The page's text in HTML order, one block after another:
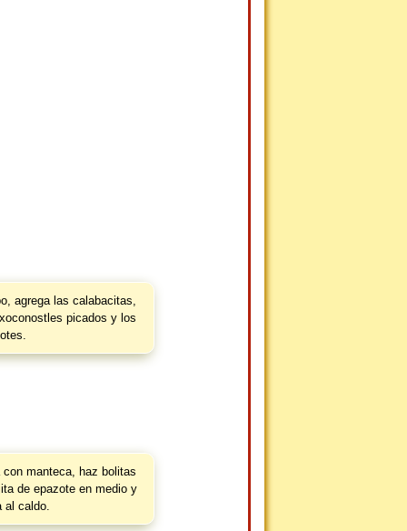
agrega las calabacitas,
picados y los
manteca, haz bolitas
de epazote en medio y
al caldo.